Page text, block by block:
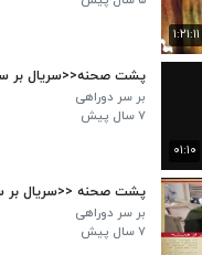
۱:۲۱:۱۱
۰۱:۱۰
پشت صحنه<<سریال بر
بر سر دوراهی
۷ سال پیش
پشت صحنه <<سریال بر
بر سر دوراهی
۷ سال پیش